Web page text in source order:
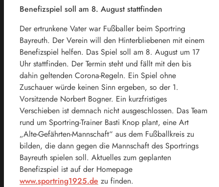
Benefizspiel soll am 8. August stattfinden
Der ertrunkene Vater war Fußballer beim Sportring
Bayreuth. Der Verein will den Hinterbliebenen mit einem
Benefizspiel helfen. Das Spiel soll am 8. August um 17
Uhr stattfinden. Der Termin steht und fällt mit den bis
dahin geltenden Corona-Regeln. Ein Spiel ohne
Zuschauer würde keinen Sinn ergeben, so der 1.
Vorsitzende Norbert Bogner. Ein kurzfristiges
Verschieben ist demnach nicht ausgeschlossen. Das Team
rund um Sportring-Trainer Basti Knop plant, eine Art
„Alte-Gefährten-Mannschaft“ aus dem Fußballkreis zu
bilden, die dann gegen die Mannschaft des Sportrings
Bayreuth spielen soll. Aktuelles zum geplanten
Benefizspiel ist auf der Homepage
www.sportring1925.de zu finden.